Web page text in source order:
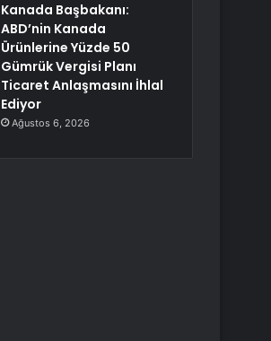
Kanada Başbakanı:
ABD’nin Kanada
Ürünlerine Yüzde 50
Gümrük Vergisi Planı
Ticaret Anlaşmasını İhlal
Ediyor
Ağustos 6, 2026